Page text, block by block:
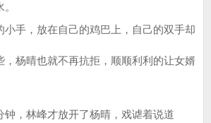
手，放在自己的鸡巴上，自己的双手却
，杨晴也就不再抗拒，顺顺利利的让女婿
，林峰才放开了杨晴，戏谑着说道